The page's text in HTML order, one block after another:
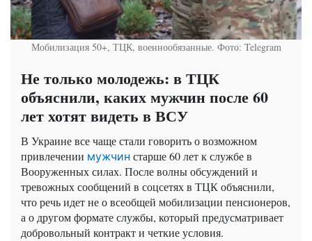
Мобилизация 50+, ТЦК, военнообязанные. Фото: Telegram
Не только молодежь: в ТЦК
объяснили, каких мужчин после 60
лет хотят видеть в ВСУ
В Украине все чаще стали говорить о возможном
привлечении мужчин старше 60 лет к службе в
Вооруженных силах. После волны обсуждений и
тревожных сообщений в соцсетях в ТЦК объяснили,
что речь идет не о всеобщей мобилизации пенсионеров,
а о другом формате службы, который предусматривает
добровольный контракт и четкие условия.